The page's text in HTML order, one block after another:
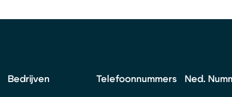
Bedrijven Telefoonnummers Ned.